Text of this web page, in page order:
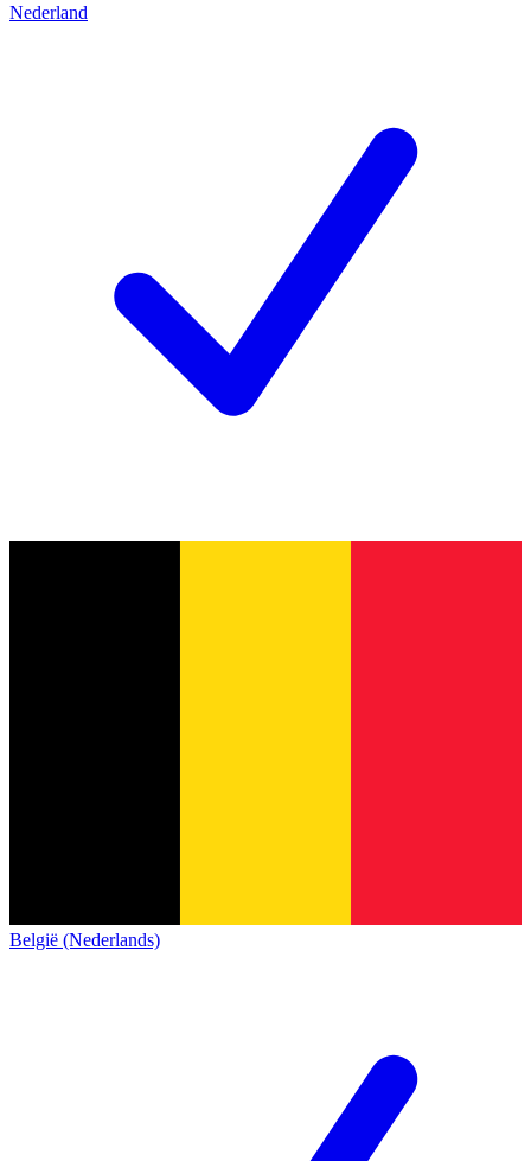
Nederland
België (Nederlands)